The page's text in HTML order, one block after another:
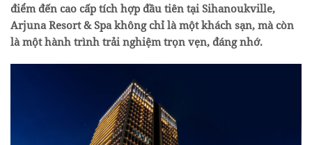
điểm đến cao cấp tích hợp đầu tiên tại Sihanoukville,
Arjuna Resort & Spa không chỉ là một khách sạn, mà còn
là một hành trình trải nghiệm trọn vẹn, đáng nhớ.